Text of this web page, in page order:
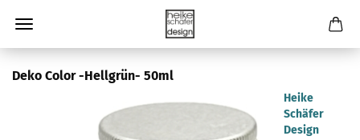
Deko Color -Hellgrün- 50ml
Heike
Schäfer
Design